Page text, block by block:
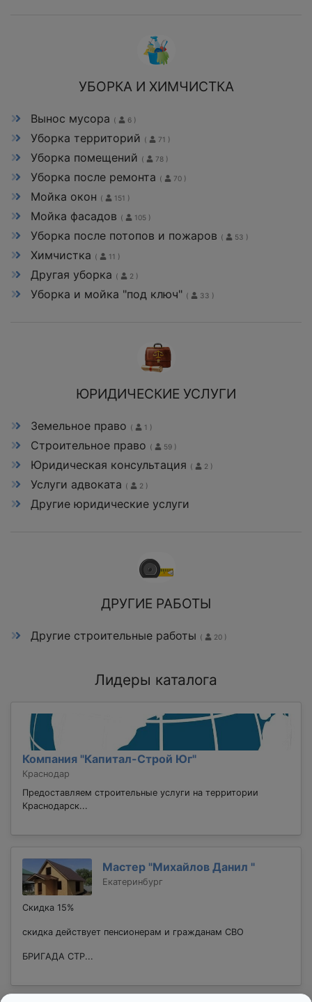
УБОРКА И ХИМЧИСТКА
Вынос мусора ( 6 )
Уборка территорий ( 71 )
Уборка помещений ( 78 )
Уборка после ремонта ( 70 )
Мойка окон ( 151 )
Мойка фасадов ( 105 )
Уборка после потопов и пожаров ( 53 )
Химчистка ( 11 )
Другая уборка ( 2 )
Уборка и мойка "под ключ" ( 33 )
ЮРИДИЧЕСКИЕ УСЛУГИ
Земельное право ( 1 )
Строительное право ( 59 )
Юридическая консультация ( 2 )
Услуги адвоката ( 2 )
Другие юридические услуги
ДРУГИЕ РАБОТЫ
Другие строительные работы ( 20 )
Лидеры каталога
Компания "Капитал-Строй Юг"
Краснодар
Предоставляем строительные услуги на территории
Краснодарск...
Мастер "Михайлов Данил "
Екатеринбург
Скидка 15%
скидка действует пенсионерам и гражданам СВО
БPИГAДA СТР...